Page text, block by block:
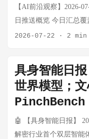
AI机器人公司智元创
之后，又一家启动资本
响：具身智能公司密集
窄。港股可能成为具身
本周具身智能呈现三条
《时代》封面代表"中
则撕开了行业真实能
行业正处于"期望值顶
成为主旋律：从小鹏到
Here）。 GD01机甲
兴兴站在GD01右侧，
着：中国机器人在全球
强化：宇树GD01机甲
型重载人形机甲从展示
矩电机+谐波减速器+
统与日本系统的比例约
司直接在演示中使用了
Robotics K1）来展示自
首个全尺寸人形机器人
落地——Asimo 于 2022
16,000 美元上市。
亿美元的机遇，但前提
略。 💡 影响：日本具
至"的结构性失误。中国
的事实：中国人形机
远超普通消费者的认知
法已相当成熟。这不是
事值得关注 第一，格斗
楼梯、叠衣服，格斗对
知、快速反应、高爆发
触下的稳定性。能在格
庭的可信度就更高。
【AI前沿观察】2026-
日推送概览 今日汇总
融资本深度介入）、
Vélez 与 Robin Vince
Vélez（Nu Holdings 创
银行家）同时加入
是拉美最大数字银行；
考：这是 OpenAI 引入
2026-07-22 · 2 min
具身智能日
世界模型；
PinchBench
🤖 【具身智能日报】
解密行业首个双层智能